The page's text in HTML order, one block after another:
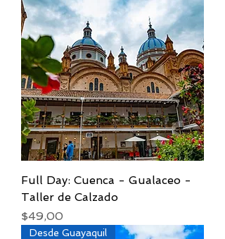
Full Day: Cuenca - Gualaceo -
Taller de Calzado
Precio
$49,00
Desde Guayaquil